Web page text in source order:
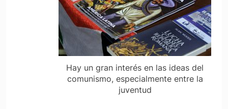
Hay un gran interés en las ideas del
comunismo, especialmente entre la
juventud